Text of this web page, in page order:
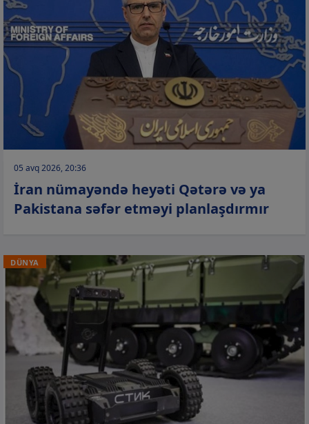
05 avq 2026, 20:36
İran nümayəndə heyəti Qətərə və ya
Pakistana səfər etməyi planlaşdırmır
DÜNYA